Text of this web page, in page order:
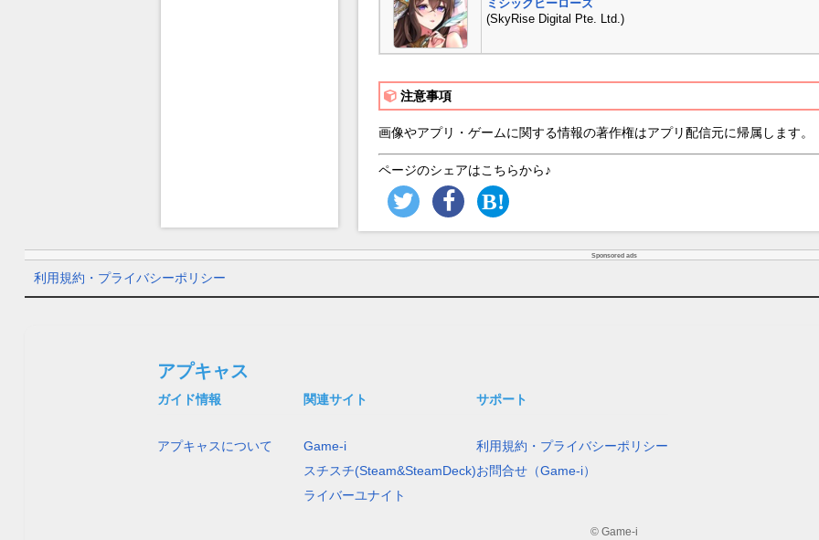
ミシックヒーローズ
(SkyRise Digital Pte. Ltd.)
注意事項
画像やアプリ・ゲームに関する情報の著作権はアプリ配信元に帰属します。
ページのシェアはこちらから♪
Sponsored ads
利用規約・プライバシーポリシー
アプキャス
ガイド情報
アプキャスについて
関連サイト
Game-i
スチスチ(Steam&SteamDeck)
ライバーユナイト
サポート
利用規約・プライバシーポリシー
お問合せ（Game-i）
© Game-i